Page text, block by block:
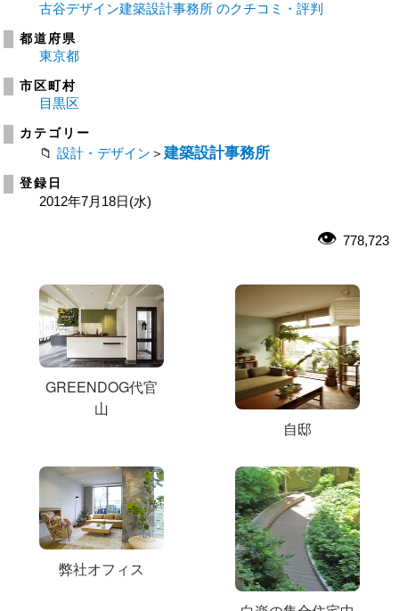
古谷デザイン建築設計事務所 のクチコミ・評判
都道府県
東京都
市区町村
目黒区
カテゴリー
設計・デザイン ＞ 建築設計事務所
登録日
2012年7月18日(水)
778,723
GREENDOG代官
山
自邸
弊社オフィス